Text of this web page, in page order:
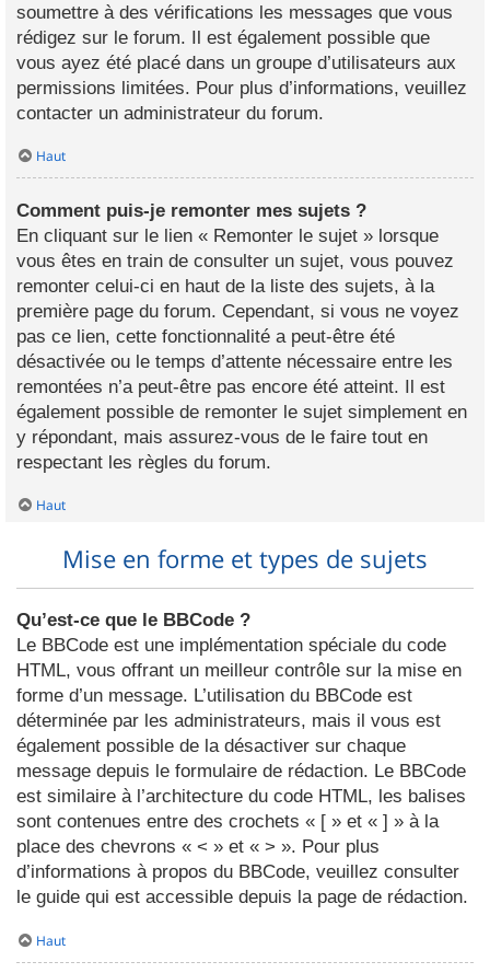
soumettre à des vérifications les messages que vous
rédigez sur le forum. Il est également possible que
vous ayez été placé dans un groupe d’utilisateurs aux
permissions limitées. Pour plus d’informations, veuillez
contacter un administrateur du forum.
Haut
Comment puis-je remonter mes sujets ?
En cliquant sur le lien « Remonter le sujet » lorsque
vous êtes en train de consulter un sujet, vous pouvez
remonter celui-ci en haut de la liste des sujets, à la
première page du forum. Cependant, si vous ne voyez
pas ce lien, cette fonctionnalité a peut-être été
désactivée ou le temps d’attente nécessaire entre les
remontées n’a peut-être pas encore été atteint. Il est
également possible de remonter le sujet simplement en
y répondant, mais assurez-vous de le faire tout en
respectant les règles du forum.
Haut
Mise en forme et types de sujets
Qu’est-ce que le BBCode ?
Le BBCode est une implémentation spéciale du code
HTML, vous offrant un meilleur contrôle sur la mise en
forme d’un message. L’utilisation du BBCode est
déterminée par les administrateurs, mais il vous est
également possible de la désactiver sur chaque
message depuis le formulaire de rédaction. Le BBCode
est similaire à l’architecture du code HTML, les balises
sont contenues entre des crochets « [ » et « ] » à la
place des chevrons « < » et « > ». Pour plus
d’informations à propos du BBCode, veuillez consulter
le guide qui est accessible depuis la page de rédaction.
Haut